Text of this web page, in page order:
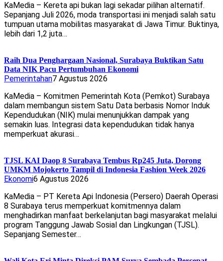
KaMedia – Kereta api bukan lagi sekadar pilihan alternatif.
Sepanjang Juli 2026, moda transportasi ini menjadi salah satu
tumpuan utama mobilitas masyarakat di Jawa Timur. Buktinya,
lebih dari 1,2 juta…
Raih Dua Penghargaan Nasional, Surabaya Buktikan Satu
Data NIK Pacu Pertumbuhan Ekonomi
Pemerintahan7 Agustus 2026
KaMedia – Komitmen Pemerintah Kota (Pemkot) Surabaya
dalam membangun sistem Satu Data berbasis Nomor Induk
Kependudukan (NIK) mulai menunjukkan dampak yang
semakin luas. Integrasi data kependudukan tidak hanya
memperkuat akurasi…
TJSL KAI Daop 8 Surabaya Tembus Rp245 Juta, Dorong
UMKM Mojokerto Tampil di Indonesia Fashion Week 2026
Ekonomi6 Agustus 2026
KaMedia – PT Kereta Api Indonesia (Persero) Daerah Operasi
8 Surabaya terus memperkuat komitmennya dalam
menghadirkan manfaat berkelanjutan bagi masyarakat melalui
program Tanggung Jawab Sosial dan Lingkungan (TJSL).
Sepanjang Semester…